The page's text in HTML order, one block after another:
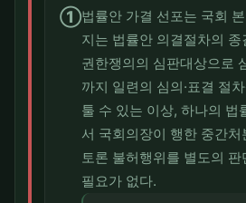
①법률안 가결 선포는 국회
지는 법률안 의결절차의
권한쟁의의 심판대상으로
까지 일련의 심의·표결 절
툴 수 있는 이상, 하나의 법
서 국회의장이 행한 중간처
토론 불허행위를 별도의
필요가 없다.